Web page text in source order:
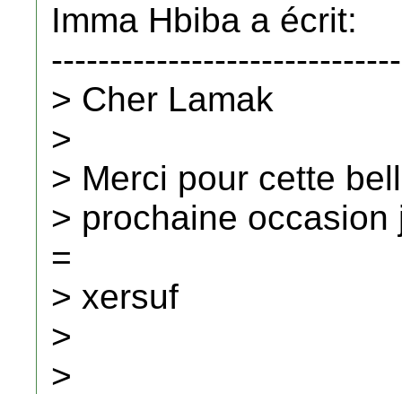
Imma Hbiba a écrit:
> Cher Lamak
>
> Merci pour cette
> prochaine
=
> xersuf
>
>